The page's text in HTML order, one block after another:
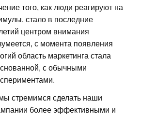
того, как люди реагируют на
стало в последние
центром внимания
с момента появления
область маркетинга стала
с обычными
стремимся сделать наши
более эффективными и